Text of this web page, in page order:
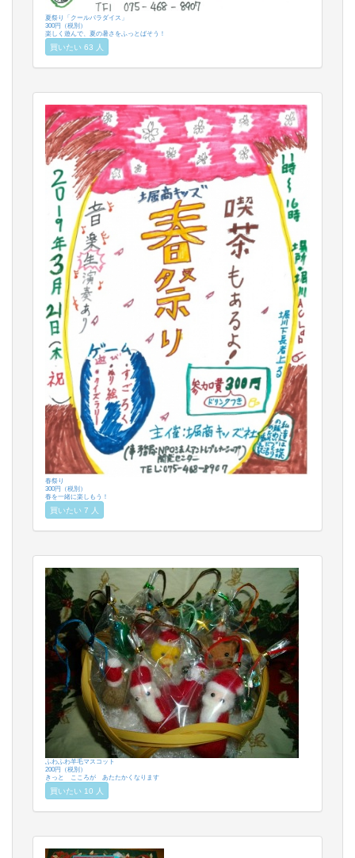
夏祭り「クールパラダイス」
300円（税別）
楽しく遊んで、夏の暑さをふっとばそう！
買いたい 63 人
春祭り
300円（税別）
春を一緒に楽しもう！
買いたい 7 人
ふわふわ羊毛マスコット
200円（税別）
きっと こころが あたたかくなります
買いたい 10 人